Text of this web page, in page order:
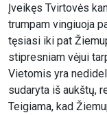
Įveikęs Tvirtovės
trumpam vingiuoja
tęsiasi iki pat
stipresniam vėjui
Vietomis yra
sudaryta iš aukštų,
Teigiama, kad